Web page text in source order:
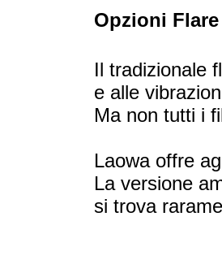
Opzioni Flare
Il tradizionale
e alle
Ma non tutti i
Laowa offre
La versione
si trova